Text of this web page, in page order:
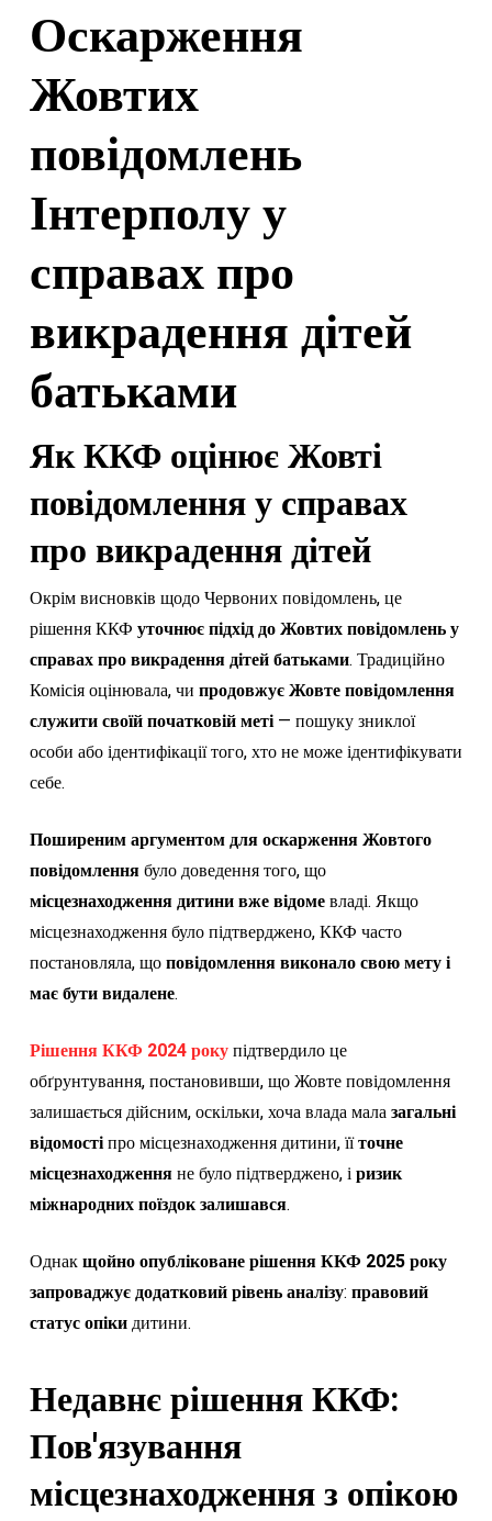
Оскарження
Жовтих
повідомлень
Інтерполу у
справах про
викрадення дітей
батьками
Як ККФ оцінює Жовті
повідомлення у справах
про викрадення дітей
Окрім висновків щодо Червоних повідомлень, це
рішення ККФ уточнює підхід до Жовтих повідомлень у
справах про викрадення дітей батьками. Традиційно
Комісія оцінювала, чи продовжує Жовте повідомлення
служити своїй початковій меті— пошуку зниклої
особи або ідентифікації того, хто не може ідентифікувати
себе.
Поширеним аргументом для оскарження Жовтого
повідомленнябуло доведення того, що
місцезнаходження дитини вже відомевладі. Якщо
місцезнаходження було підтверджено, ККФ часто
постановляла, щоповідомлення виконало свою мету і
має бути видалене.
Рішення ККФ 2024 рокупідтвердило це
обґрунтування, постановивши, що Жовте повідомлення
залишається дійсним, оскільки, хоча влада малазагальні
відомостіпро місцезнаходження дитини, їїточне
місцезнаходженняне було підтверджено, іризик
міжнародних поїздок залишався.
Однакщойно опубліковане рішення ККФ 2025 року
запроваджує додатковий рівень аналізу: правовий
статус опікидитини.
Недавнє рішення ККФ:
Пов'язування
місцезнаходження з опікою